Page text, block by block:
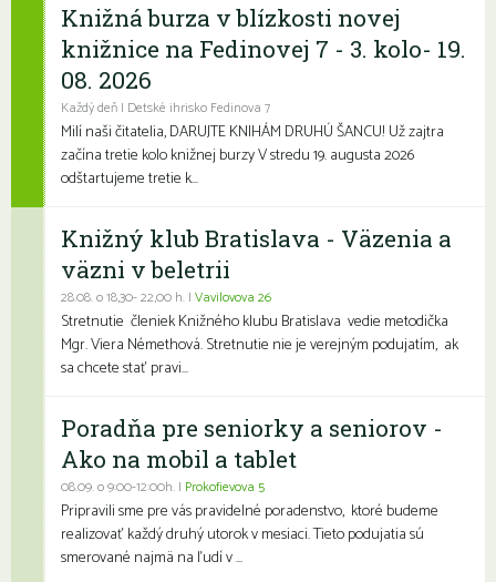
Knižná burza v blízkosti novej
knižnice na Fedinovej 7 - 3. kolo- 19.
08. 2026
Každý deň | Detské ihrisko Fedinova 7
Milí naši čitatelia, DARUJTE KNIHÁM DRUHÚ ŠANCU! Už zajtra
začína tretie kolo knižnej burzy V stredu 19. augusta 2026
odštartujeme tretie k...
Knižný klub Bratislava - Väzenia a
väzni v beletrii
28.08. o 18,30- 22,00 h. | Vavilovova 26
Stretnutie členiek Knižného klubu Bratislava vedie metodička
Mgr. Viera Némethová. Stretnutie nie je verejným podujatím, ak
sa chcete stať pravi...
Poradňa pre seniorky a seniorov -
Ako na mobil a tablet
08.09. o 9:00-12:00h. | Prokofievova 5
Pripravili sme pre vás pravidelné poradenstvo, ktoré budeme
realizovať každý druhý utorok v mesiaci. Tieto podujatia sú
smerované najmä na ľudí v ...